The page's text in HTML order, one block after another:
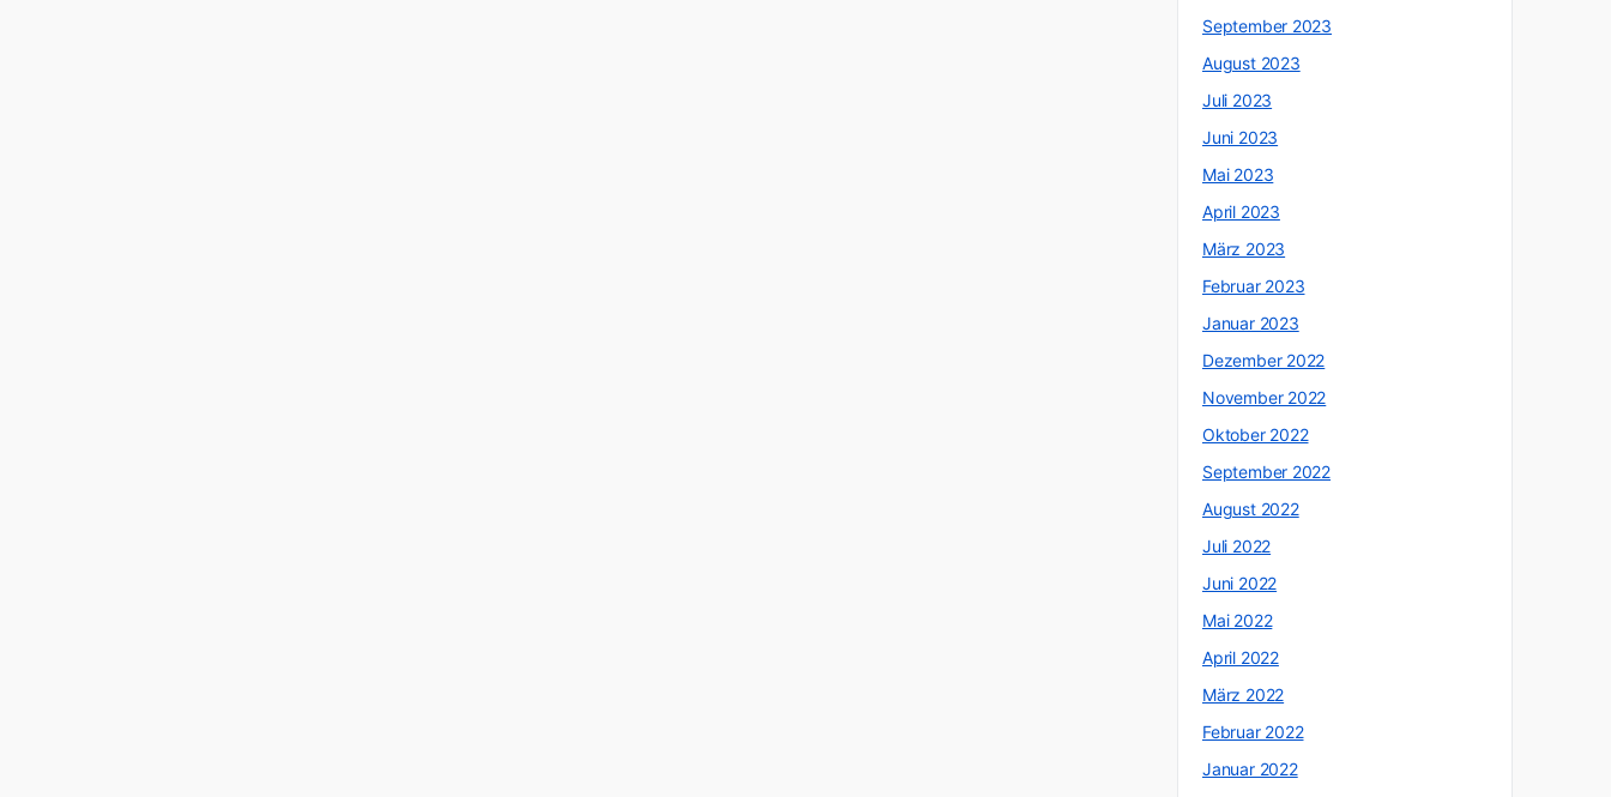
September 2023
August 2023
Juli 2023
Juni 2023
Mai 2023
April 2023
März 2023
Februar 2023
Januar 2023
Dezember 2022
November 2022
Oktober 2022
September 2022
August 2022
Juli 2022
Juni 2022
Mai 2022
April 2022
März 2022
Februar 2022
Januar 2022